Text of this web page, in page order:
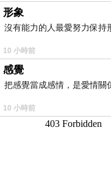
形象
沒有能力的人最愛努力保持
10 小時前
感覺
把感覺當成感情，是愛情關
10 小時前